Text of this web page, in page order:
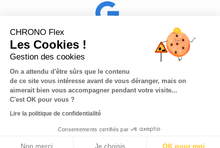
je demande mon
Vous aussi donnez-nous votre avis sur Google Avis.
©2022 Tous droits réservés – CHRONO Flex –Mentions
CHRONO Flex
Les Cookies !
Gestion des cookies
On a attendu d'être sûrs que le contenu
de ce site vous intéresse avant de vous déranger, mais on
aimerait bien vous accompagner pendant votre visite...
C'est OK pour vous ?
Lire la politique de confidentialité
Consentements certifiés par
Non merci Je choisis OK pour moi